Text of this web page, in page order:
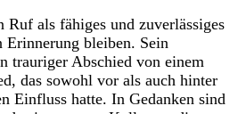
Ruf als fähiges und zuverlässiges
bleiben. Sein
trauriger Abschied von einem
das sowohl vor als auch hinter
Einfluss hatte. In Gedanken sind